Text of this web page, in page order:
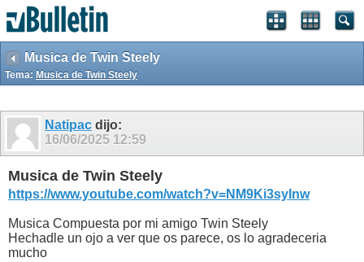
Musica de Twin Steely
Tema: Musica de Twin Steely
Natipac dijo:
16/06/2025 12:59
Musica de Twin Steely
https://www.youtube.com/watch?v=NM9Ki3syInw
Musica Compuesta por mi amigo Twin Steely
Hechadle un ojo a ver que os parece, os lo agradeceria
mucho